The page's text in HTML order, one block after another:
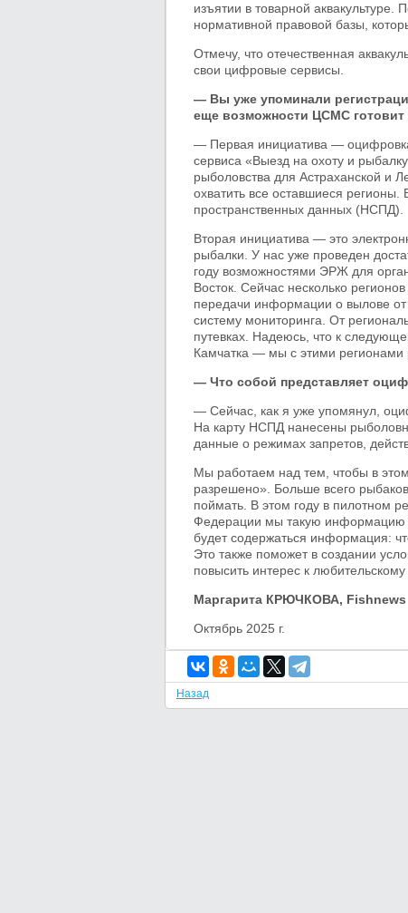
изъятии в товарной аквакультуре.
нормативной правовой базы,
Отмечу, что отечественная
свои цифровые сервисы.
— Вы уже упоминали
еще возможности ЦСМС
— Первая инициатива —
сервиса «Выезд на охоту и
рыболовства для Астраханской и
охватить все оставшиеся
пространственных данных (НСПД).
Вторая инициатива — это
рыбалки. У нас уже проведен
году возможностями ЭРЖ для
Восток. Сейчас несколько
передачи информации о вылове
систему мониторинга. От
путевках. Надеюсь, что к
Камчатка — мы с этими регионами
— Что собой представляет
— Сейчас, как я уже упомянул,
На карту НСПД нанесены
данные о режимах запретов,
Мы работаем над тем, чтобы в
разрешено». Больше всего
поймать. В этом году в пилотном
Федерации мы такую информацию
будет содержаться информация:
Это также поможет в создании
повысить интерес к любительскому
Маргарита КРЮЧКОВА, Fishnews
Октябрь 2025 г.
Назад